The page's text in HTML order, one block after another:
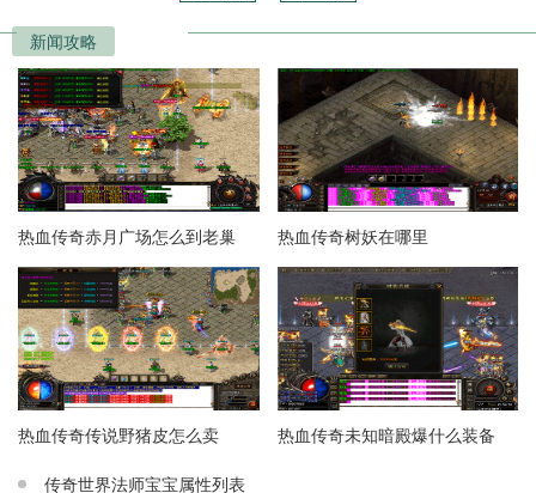
新闻攻略
热血传奇赤月广场怎么到老巢 热血传奇树妖在哪里
热血传奇传说野猪皮怎么卖 热血传奇未知暗殿爆什么装备
传奇世界法师宝宝属性列表